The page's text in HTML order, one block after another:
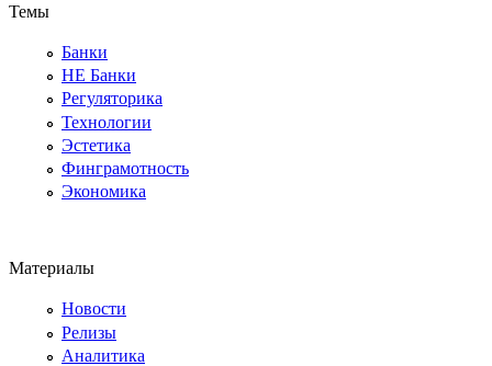
Темы
Банки
НЕ Банки
Регуляторика
Технологии
Эстетика
Финграмотность
Экономика
Материалы
Новости
Релизы
Аналитика